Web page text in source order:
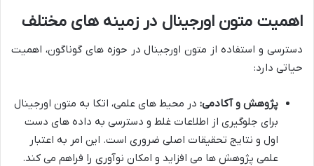
اهمیت متون اورجینال در زمینه های مختلف
دسترسی و استفاده از متون اورجینال در حوزه های گوناگون، اهمیت
حیاتی دارد:
پژوهش و آکادمی: در محیط های علمی، اتکا به متون اورجینال
برای جلوگیری از اطلاعات غلط و دسترسی به داده های دست
اول و نتایج تحقیقات اصلی ضروری است. این امر به اعتبار
علمی پژوهش ها می افزاید و امکان نوآوری را فراهم می کند.